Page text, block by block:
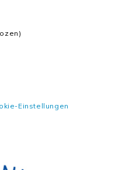
Einstellungen